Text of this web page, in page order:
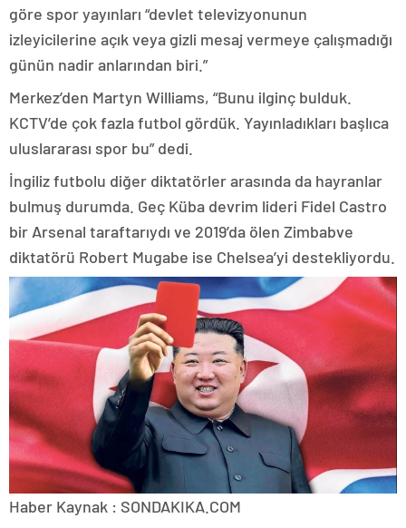
göre spor yayınları “devlet televizyonunun
izleyicilerine açık veya gizli mesaj vermeye çalışmadığı
günün nadir anlarından biri.”
Merkez’den Martyn Williams, “Bunu ilginç bulduk.
KCTV’de çok fazla futbol gördük. Yayınladıkları başlıca
uluslararası spor bu” dedi.
İngiliz futbolu diğer diktatörler arasında da hayranlar
bulmuş durumda. Geç Küba devrim lideri Fidel Castro
bir Arsenal taraftarıydı ve 2019’da ölen Zimbabve
diktatörü Robert Mugabe ise Chelsea’yi destekliyordu.
Haber Kaynak : SONDAKIKA.COM